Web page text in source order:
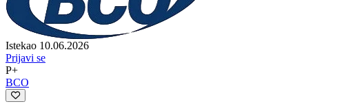
Istekao 10.06.2026
Prijavi se
P+
BCO